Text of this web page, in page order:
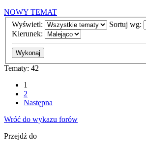
NOWY TEMAT
Wyświetl:
Sortuj wg:
Kierunek:
Tematy: 42
1
2
Następna
Wróć do wykazu forów
Przejdź do